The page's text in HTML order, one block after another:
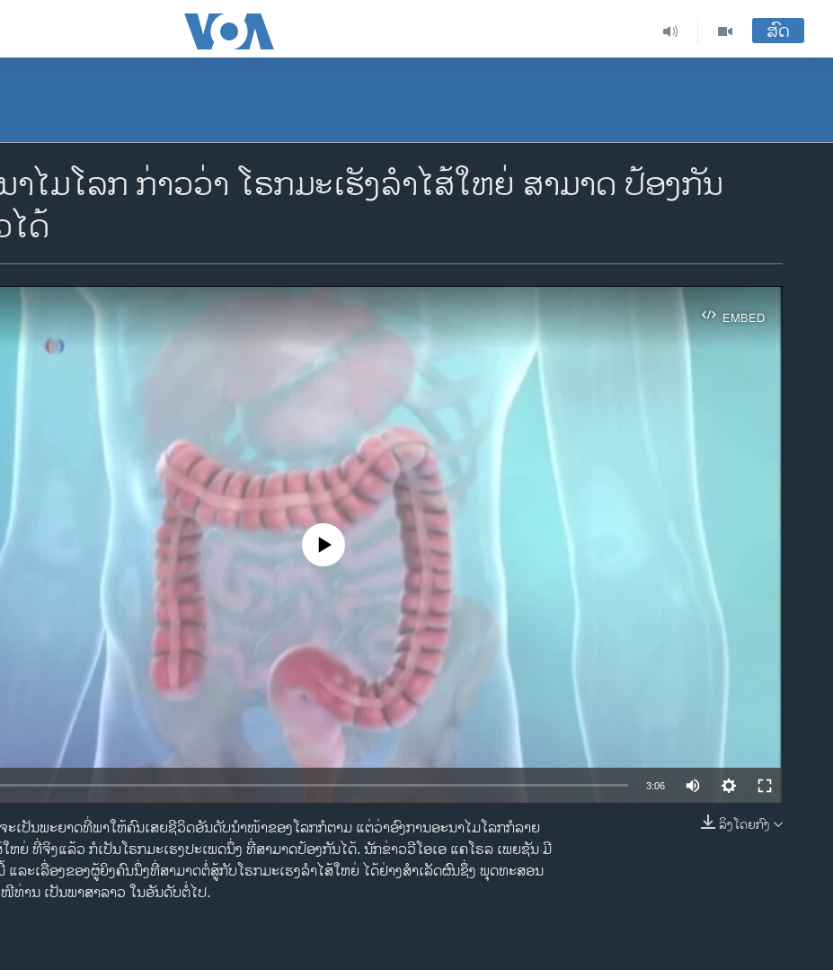
ສົດ
າໄມໂລກ ກ່າວວ່າ ໂຣກມະ​ເຮ​ັງ​ລໍາ​​ໄສ້​ໃຫຍ່ ສາມາດ ປ້ອງກັນ
ດ້
EMBED
EMBED
No media source currently available
3:06
ລິງໂດຍກົງ
ະ​ເປັນ​ພະຍາດ​ທີ່​ພາ​ໃຫ້​ຄົນ​ເສຍ​ຊີວິດອັນ​ດັບ​ນໍາໜ້າຂອງ​ໂລກກໍ​ຕາມ ​ແຕ່​ວ່າ​ອົງການ​ອະນາ​ໄມ​ໂລກ​ກໍລາຍ​
ໃຫຍ່ ທີ່​ຈິງ​ແລ້ວ ກໍ​ເປັນໂຣກມະ​ເຮ​ງປະ​ເພດ​ນຶ່ງ ​ທີ່​ສາມາດ​ປ້ອງ​ກັນ​ໄດ້. ນັກ​ຂ່າວວີໂອ​ເອ ​ແຄ​ໂຣລ ​ເພຍ​ຊັນ ມີ​
ແລະ​ເລື່ອງ​ຂອງ​ຜູ້ຍິງ​ຄົນ​ນຶ່ງ​ທີ່​ສາມາດ​ຕໍ່ສູ້​ກັບໂຣກມະ​ເຮ​ງ​ລໍາໄສ້​ໃຫຍ່ ​ໄດ້​ຢ່າງ​ສໍາ​ເລັດ​ຜົນຊຶ່ງ​ ພຸດທະສອນ
ທ່ານ ເປັນພາສາລາວ ໃນ​ອັນ​ດັບ​ຕໍ່​ໄປ.